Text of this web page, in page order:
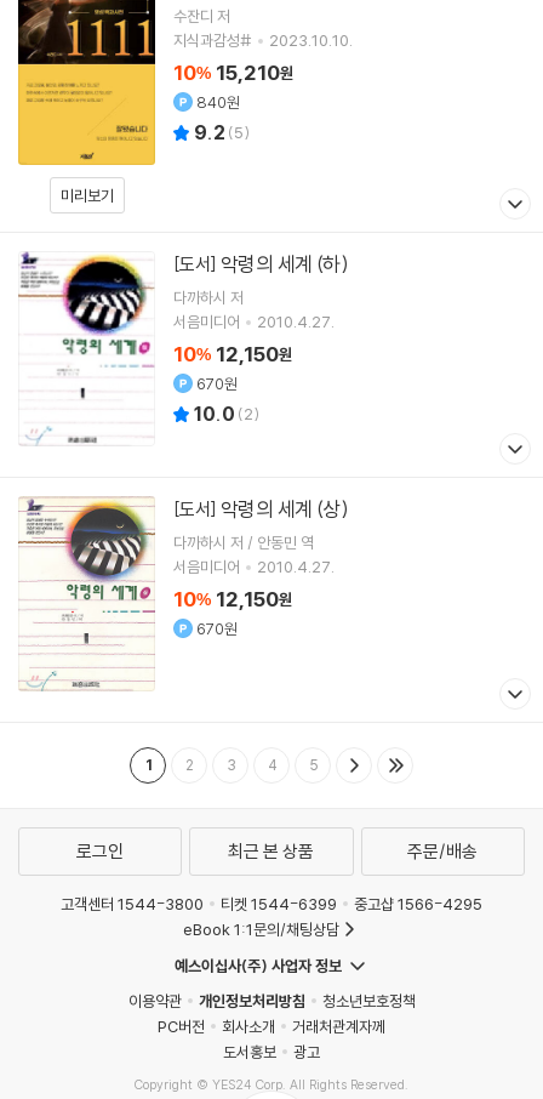
미리보기
수잔디 저
지식과감성#
2023.10.10.
10% 15,210원
840원
9.2 (5)
[도서] 악령의 세계 (하)
다까하시 저
서음미디어
2010.4.27.
10% 12,150원
670원
10.0 (2)
[도서] 악령의 세계 (상)
다까하시 저 / 안동민 역
서음미디어
2010.4.27.
10% 12,150원
670원
1 2 3 4 5
로그인 최근 본 상품 주문/배송
고객센터 1544-3800 티켓 1544-6399
중고샵 1566-4295
eBook 1:1문의/채팅상담
예스이십사(주) 사업자 정보
이용약관
개인정보처리방침
청소년보호정책
PC버전
회사소개
거래처관계자께
도서홍보
광고
Copyright © YES24 Corp. All Rights Reserved.